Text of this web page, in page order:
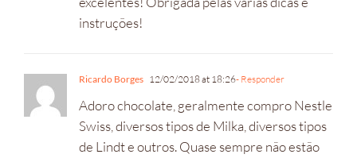
instruções!
Ricardo Borges 12/02/2018 at 18:26- Responder
Adoro chocolate, geralmente compro Nestle
Swiss, diversos tipos de Milka, diversos tipos
de Lindt e outros. Quase sempre não estão